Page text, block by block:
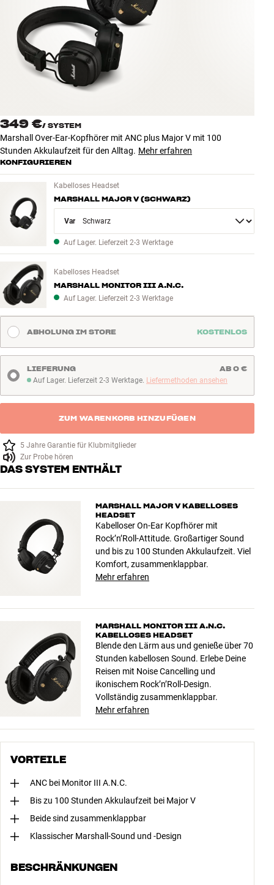
Zubehör
INSPIRATION
MARKEN
ANGEBOTE
Store Finden
Kundendienst
Bauen mit Klang
349 €/ SYSTEM
Marshall Over-Ear-Kopfhörer mit ANC plus Major V mit 100
Stunden Akkulaufzeit für den Alltag. Mehr erfahren
KONFIGURIEREN
Kabelloses Headset
MARSHALL MAJOR V (SCHWARZ)
Variant
Auf Lager. Lieferzeit 2-3 Werktage
Kabelloses Headset
MARSHALL MONITOR III A.N.C.
Auf Lager. Lieferzeit 2-3 Werktage
ABHOLUNG IM STORE KOSTENLOS
Auf Lager. Lieferzeit 2-3 Werktage
Auf Lager. Lieferzeit 2-3 Werktage. Liefermethoden ansehen
LIEFERUNG AB 0 €
ZUM WARENKORB HINZUFÜGEN
5 Jahre Garantie für Klubmitglieder
Zur Probe hören
DAS SYSTEM ENTHÄLT
MARSHALL MAJOR V KABELLOSES
HEADSET
Kabelloser On-Ear Kopfhörer mit
Rock’n’Roll-Attitude. Großartiger Sound
und bis zu 100 Stunden Akkulaufzeit. Viel
Komfort, zusammenklappbar.
Mehr erfahren
MARSHALL MONITOR III A.N.C.
KABELLOSES HEADSET
Blende den Lärm aus und genieße über 70
Stunden kabellosen Sound. Erlebe Deine
Reisen mit Noise Cancelling und
ikonischem Rock’n’Roll-Design.
Vollständig zusammenklappbar.
Mehr erfahren
VORTEILE
ANC bei Monitor III A.N.C.
Bis zu 100 Stunden Akkulaufzeit bei Major V
Beide sind zusammenklappbar
Klassischer Marshall-Sound und -Design
BESCHRÄNKUNGEN